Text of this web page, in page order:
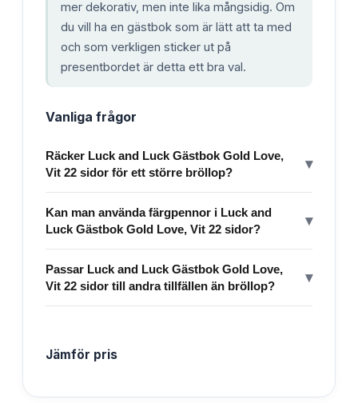
mer dekorativ, men inte lika mångsidig. Om
du vill ha en gästbok som är lätt att ta med
och som verkligen sticker ut på
presentbordet är detta ett bra val.
Vanliga frågor
Räcker Luck and Luck Gästbok Gold Love,
Vit 22 sidor för ett större bröllop?
▾
Kan man använda färgpennor i Luck and
Luck Gästbok Gold Love, Vit 22 sidor?
▾
Passar Luck and Luck Gästbok Gold Love,
Vit 22 sidor till andra tillfällen än bröllop?
▾
Jämför pris